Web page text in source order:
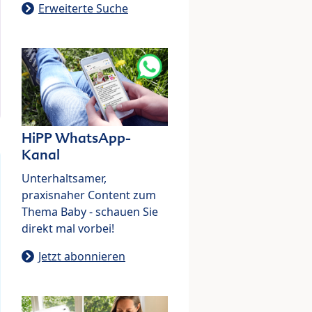
Erweiterte Suche
HiPP WhatsApp-
Kanal
Unterhaltsamer,
praxisnaher Content zum
Thema Baby - schauen Sie
direkt mal vorbei!
Jetzt abonnieren